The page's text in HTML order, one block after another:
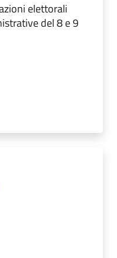
elettorali
del 8 e 9